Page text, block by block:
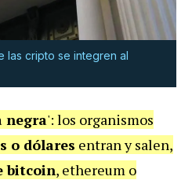
las cripto se integren al
negra': los organismos
o dólares entran y salen,
bitcoin, ethereum o